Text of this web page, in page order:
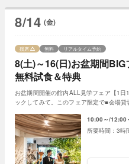
8/14 (金)
8(土)～16(日)お盆期間
無料試食＆特典
残席 無料 リアルタイム予約
お盆期間開催の館内ALL見学フェア【1
ックしてみて。このフェア限定で■会場
10:00～ 12:00
3時